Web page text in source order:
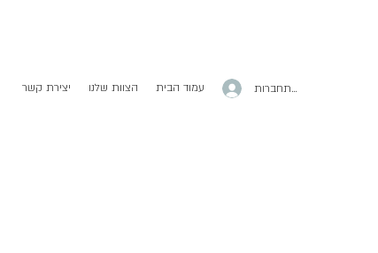
להתחברות יצירת קשר הצוות שלנו עמוד הבית